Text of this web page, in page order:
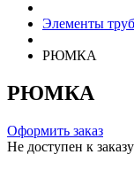
Элементы
РЮМКА
РЮМКА
Оформить заказ
Не доступен к заказу